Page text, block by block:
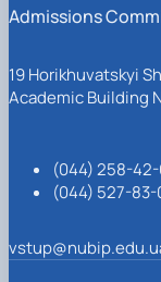
Admissions
19 Horikhuvatskyi
Academic Building
(044) 258-
(044) 527-83-